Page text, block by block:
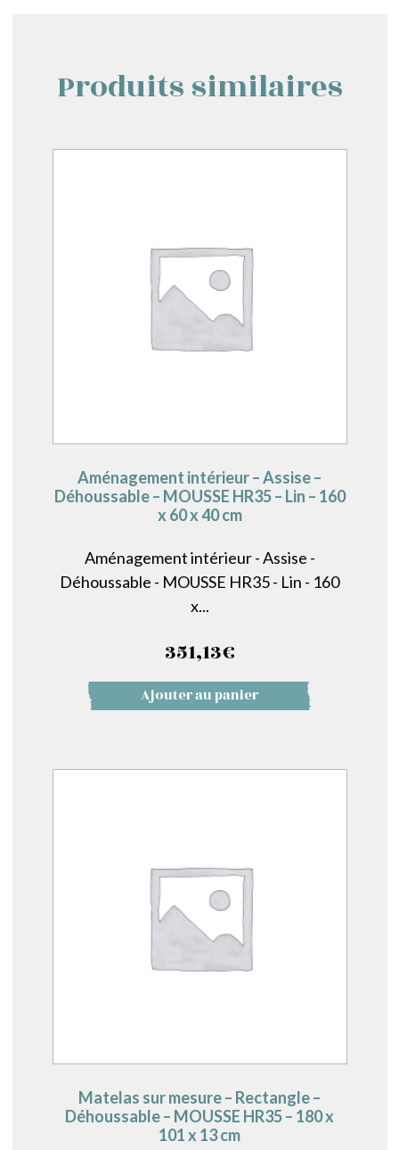
Produits similaires
Aménagement intérieur – Assise –
Déhoussable – MOUSSE HR35 – Lin – 160
x 60 x 40 cm
Aménagement intérieur - Assise -
Déhoussable - MOUSSE HR35 - Lin - 160
x...
351,13€
Ajouter au panier
Matelas sur mesure – Rectangle –
Déhoussable – MOUSSE HR35 – 180 x
101 x 13 cm